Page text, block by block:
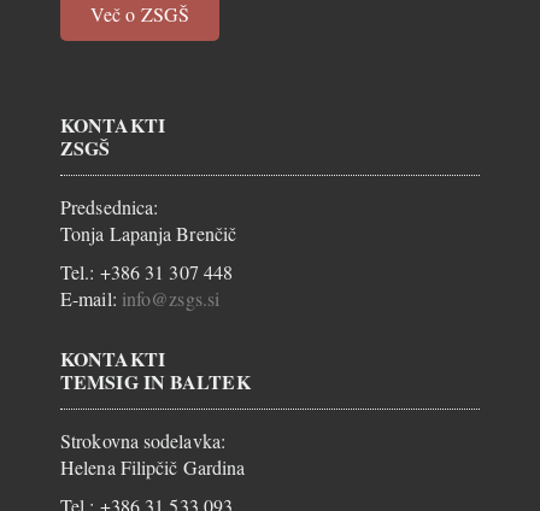
Več o ZSGŠ
KONTAKTI
ZSGŠ
Predsednica:
Tonja Lapanja Brenčič
Tel.: +386 31 307 448
E-mail: info@zsgs.si
KONTAKTI
TEMSIG IN BALTEK
Strokovna sodelavka:
Helena Filipčič Gardina
Tel.: +386 31 533 093